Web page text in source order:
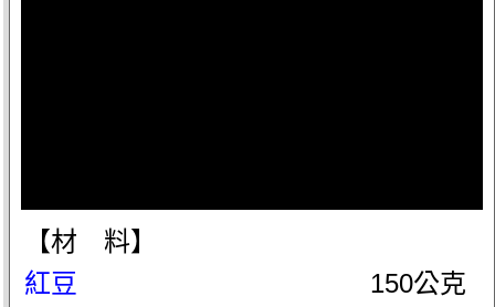
【材 料】
紅豆
150公克